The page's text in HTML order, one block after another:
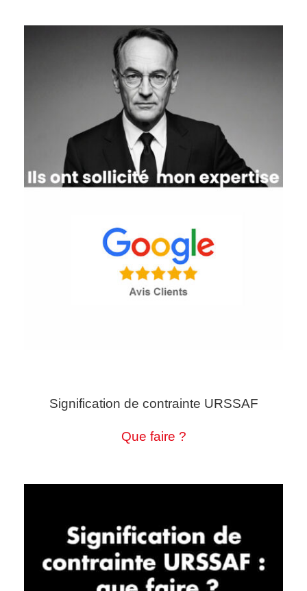
Signification de contrainte URSSAF
Que faire ?